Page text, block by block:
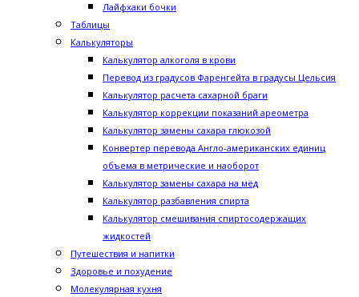
Лайфхаки бочки
Таблицы
Калькуляторы
Калькулятор алкоголя в крови
Перевод из градусов Фаренгейта в градусы Цельсия
Калькулятор расчета сахарной браги
Калькулятор коррекции показаний ареометра
Калькулятор замены сахара глюкозой
Конвертер перевода Англо-американских единиц
объема в метрические и наоборот
Калькулятор замены сахара на мёд
Калькулятор разбавления спирта
Калькулятор смешивания спиртосодержащих
жидкостей
Путешествия и напитки
Здоровье и похудение
Молекулярная кухня